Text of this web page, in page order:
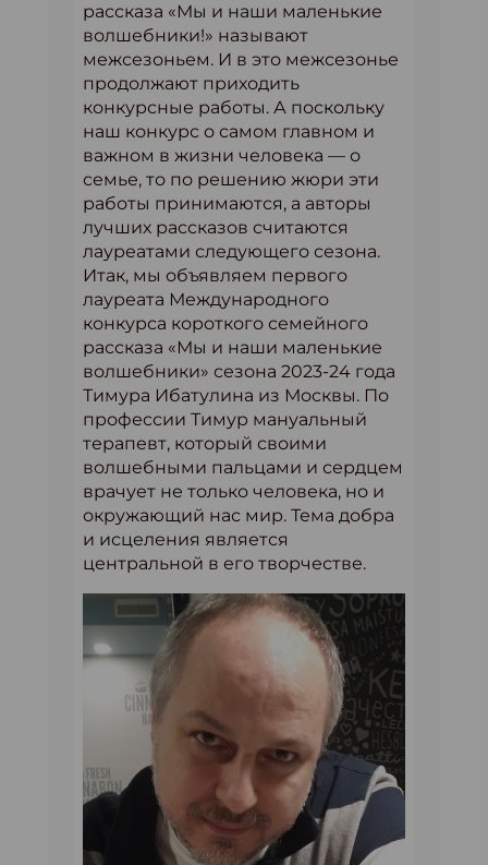
рассказа «Мы и наши маленькие
волшебники!» называют
межсезоньем. И в это межсезонье
продолжают приходить
конкурсные работы. А поскольку
наш конкурс о самом главном и
важном в жизни человека — о
семье, то по решению жюри эти
работы принимаются, а авторы
лучших рассказов считаются
лауреатами следующего сезона.
Итак, мы объявляем первого
лауреата Международного
конкурса короткого семейного
рассказа «Мы и наши маленькие
волшебники» сезона 2023-24 года
Тимура Ибатулина из Москвы. По
профессии Тимур мануальный
терапевт, который своими
волшебными пальцами и сердцем
врачует не только человека, но и
окружающий нас мир. Тема добра
и исцеления является
центральной в его творчестве.